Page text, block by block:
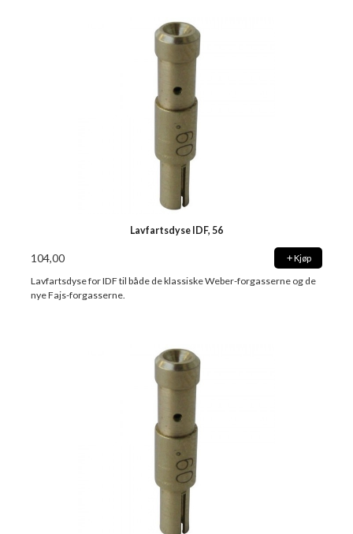
Lavfartsdyse IDF, 56
104,00 Kjøp
Lavfartsdyse for IDF til både de klassiske Weber-forgasserne og de
nye Fajs-forgasserne.